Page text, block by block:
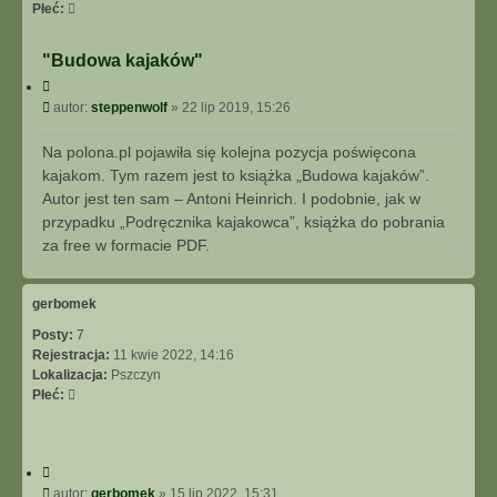
A
W
A
N
A
Płeć:
"Budowa kajaków"
y
j
P
o
s
autor: steppenwolf » 22 lip 2019, 15:26
Na polona.pl pojawiła się kolejna pozycja poświęcona
kajakom. Tym razem jest to książka „Budowa kajaków”.
Autor jest ten sam – Antoni Heinrich. I podobnie, jak w
przypadku „Podręcznika kajakowca”, książka do pobrania
za free w formacie PDF.
g
gerbomek
Posty: 7
Rejestracja: 11 kwie 2022, 14:16
Lokalizacja: Pszczyn
Płeć:
yPautor: gerbomek » 15 lip 2022, 15:31